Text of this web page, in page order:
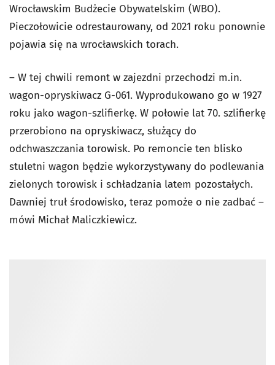
Wrocławskim Budżecie Obywatelskim (WBO).
Pieczołowicie odrestaurowany, od 2021 roku ponownie
pojawia się na wrocławskich torach.
– W tej chwili remont w zajezdni przechodzi m.in.
wagon-opryskiwacz G-061. Wyprodukowano go w 1927
roku jako wagon-szlifierkę. W połowie lat 70. szlifierkę
przerobiono na opryskiwacz, służący do
odchwaszczania torowisk. Po remoncie ten blisko
stuletni wagon będzie wykorzystywany do podlewania
zielonych torowisk i schładzania latem pozostałych.
Dawniej truł środowisko, teraz pomoże o nie zadbać –
mówi Michał Maliczkiewicz.